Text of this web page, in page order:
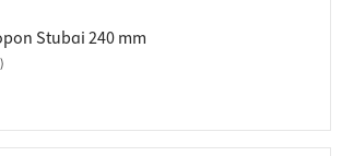
Stubai 240 mm